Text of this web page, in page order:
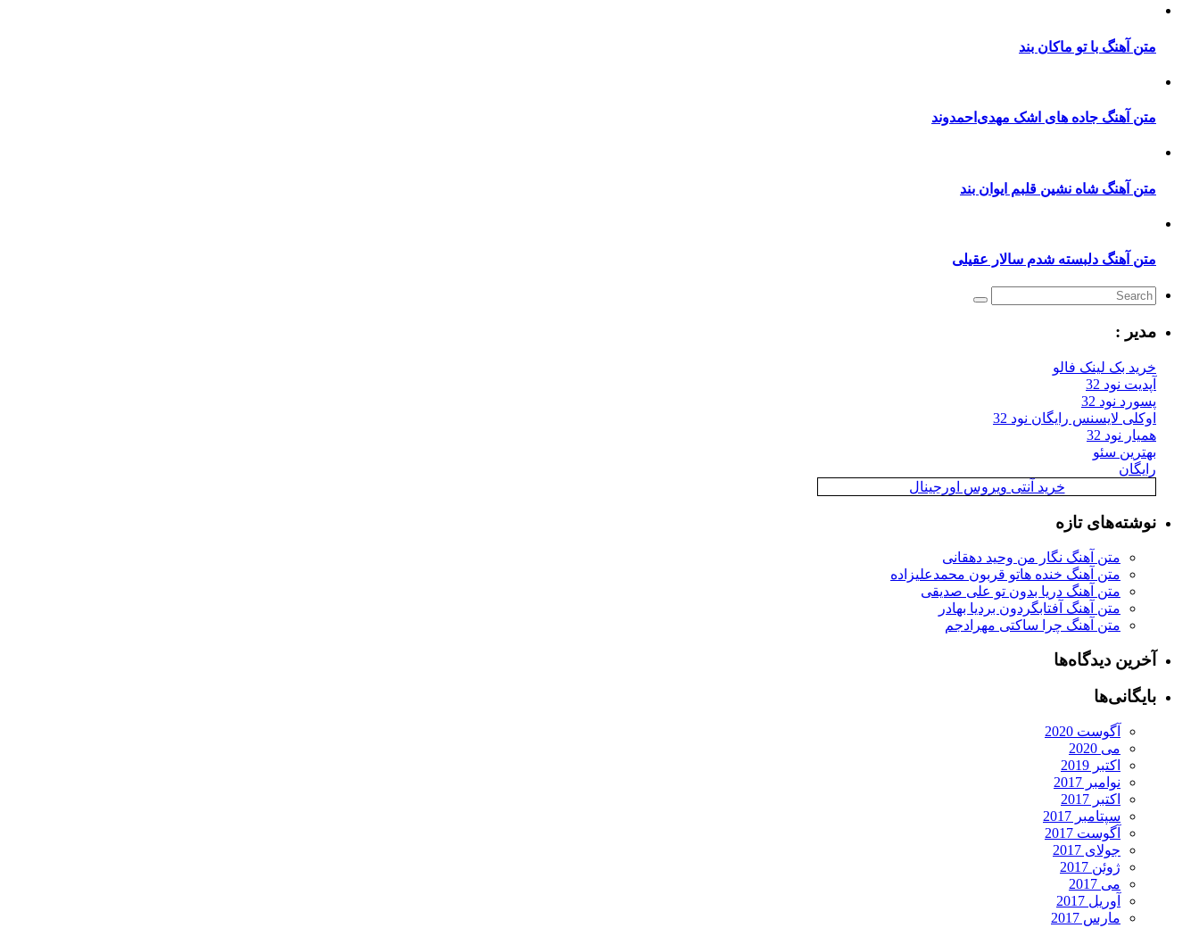
متن آهنگ با تو ماکان بند
متن آهنگ جاده های اشک مهدی‌احمدوند
متن آهنگ شاه نشین قلبم ایوان بند
متن آهنگ دلبسته شدم سالار عقیلی
مدیر :
خرید بک لینک فالو
آپدیت نود 32
پسورد نود 32
اوکلی لایسنس رایگان نود 32
همیار نود 32
بهترین سئو
رایگان
خرید آنتی ویروس اورجینال
نوشته‌های تازه
متن آهنگ نگار من وحید دهقانی
متن آهنگ خنده هاتو قربون محمدعلیزاده
متن آهنگ دریا بدون تو علی صدیقی
متن آهنگ آفتابگردون بردیا بهادر
متن آهنگ چرا ساکتی مهرادجم
آخرین دیدگاه‌ها
بایگانی‌ها
آگوست 2020
می 2020
اکتبر 2019
نوامبر 2017
اکتبر 2017
سپتامبر 2017
آگوست 2017
جولای 2017
ژوئن 2017
می 2017
آوریل 2017
مارس 2017